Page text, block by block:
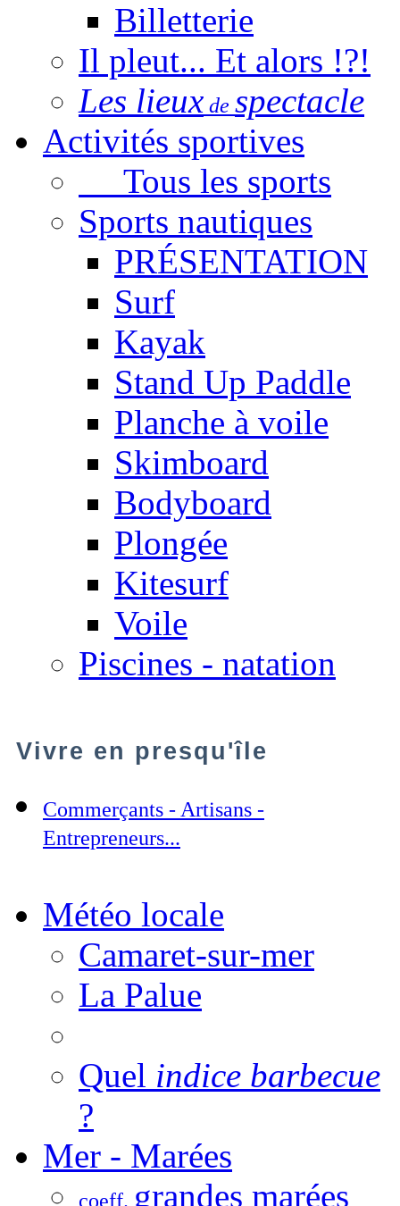
Billetterie
Il pleut... Et alors !?!
Les lieux de spectacle
Activités sportives
Tous les sports
Sports nautiques
PRÉSENTATION
Surf
Kayak
Stand Up Paddle
Planche à voile
Skimboard
Bodyboard
Plongée
Kitesurf
Voile
Piscines - natation
Vivre en presqu'île
Commerçants - Artisans -
Entrepreneurs...
Météo locale
Camaret-sur-mer
La Palue
Quel indice barbecue
?
Mer - Marées
coeff. grandes marées